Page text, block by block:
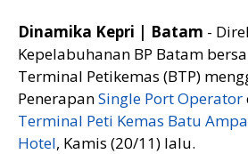
Dinamika Kepri | Batam -
Kepelabuhanan BP Batam
Terminal Petikemas (BTP)
PenerapanSingle Port Operator
Terminal Peti Kemas Batu
Hotel, Kamis (20/11) lalu.